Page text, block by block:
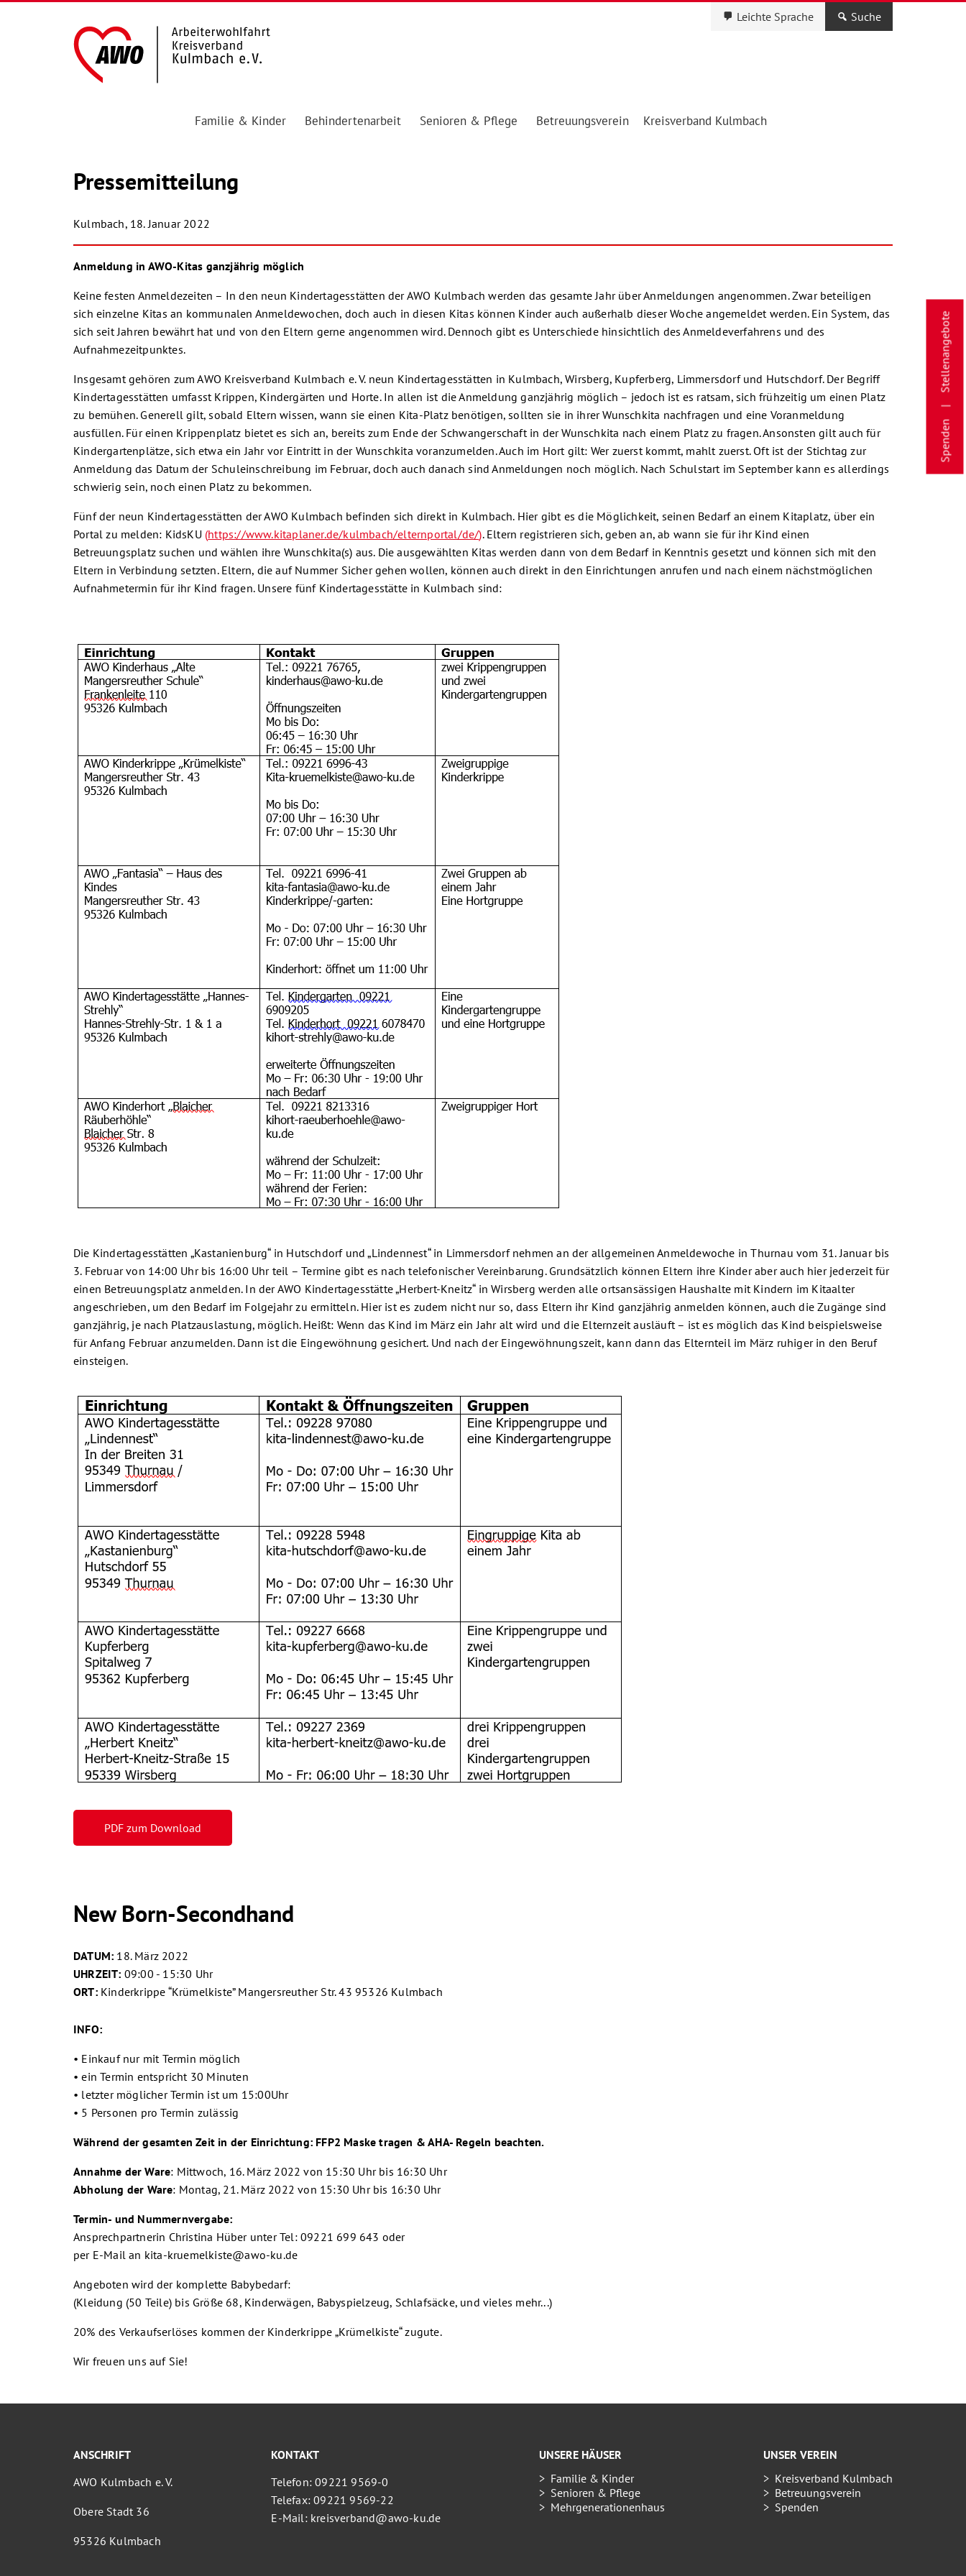
Leichte Sprache Suche
Familie & Kinder Behindertenarbeit Senioren & Pflege Betreuungsverein Kreisverband Kulmbach
Pressemitteilung
Kulmbach, 18. Januar 2022
Anmeldung in AWO-Kitas ganzjährig möglich
Keine festen Anmeldezeiten – In den neun Kindertagesstätten der AWO Kulmbach werden das gesamte Jahr über Anmeldungen angenommen. Zwar beteiligen
sich einzelne Kitas an kommunalen Anmeldewochen, doch auch in diesen Kitas können Kinder auch außerhalb dieser Woche angemeldet werden. Ein System, das
sich seit Jahren bewährt hat und von den Eltern gerne angenommen wird. Dennoch gibt es Unterschiede hinsichtlich des Anmeldeverfahrens und des
Aufnahmezeitpunktes.
Insgesamt gehören zum AWO Kreisverband Kulmbach e. V. neun Kindertagesstätten in Kulmbach, Wirsberg, Kupferberg, Limmersdorf und Hutschdorf. Der Begriff
Kindertagesstätten umfasst Krippen, Kindergärten und Horte. In allen ist die Anmeldung ganzjährig möglich – jedoch ist es ratsam, sich frühzeitig um einen Platz
zu bemühen. Generell gilt, sobald Eltern wissen, wann sie einen Kita-Platz benötigen, sollten sie in ihrer Wunschkita nachfragen und eine Voranmeldung
ausfüllen. Für einen Krippenplatz bietet es sich an, bereits zum Ende der Schwangerschaft in der Wunschkita nach einem Platz zu fragen. Ansonsten gilt auch für
Kindergartenplätze, sich etwa ein Jahr vor Eintritt in der Wunschkita voranzumelden. Auch im Hort gilt: Wer zuerst kommt, mahlt zuerst. Oft ist der Stichtag zur
Anmeldung das Datum der Schuleinschreibung im Februar, doch auch danach sind Anmeldungen noch möglich. Nach Schulstart im September kann es allerdings
schwierig sein, noch einen Platz zu bekommen.
Fünf der neun Kindertagesstätten der AWO Kulmbach befinden sich direkt in Kulmbach. Hier gibt es die Möglichkeit, seinen Bedarf an einem Kitaplatz, über ein
Portal zu melden: KidsKU (https://www.kitaplaner.de/kulmbach/elternportal/de/). Eltern registrieren sich, geben an, ab wann sie für ihr Kind einen
Betreuungsplatz suchen und wählen ihre Wunschkita(s) aus. Die ausgewählten Kitas werden dann von dem Bedarf in Kenntnis gesetzt und können sich mit den
Eltern in Verbindung setzten. Eltern, die auf Nummer Sicher gehen wollen, können auch direkt in den Einrichtungen anrufen und nach einem nächstmöglichen
Aufnahmetermin für ihr Kind fragen. Unsere fünf Kindertagesstätte in Kulmbach sind:
Die Kindertagesstätten „Kastanienburg“ in Hutschdorf und „Lindennest“ in Limmersdorf nehmen an der allgemeinen Anmeldewoche in Thurnau vom 31. Januar bis
3. Februar von 14:00 Uhr bis 16:00 Uhr teil – Termine gibt es nach telefonischer Vereinbarung. Grundsätzlich können Eltern ihre Kinder aber auch hier jederzeit für
einen Betreuungsplatz anmelden. In der AWO Kindertagesstätte „Herbert-Kneitz“ in Wirsberg werden alle ortsansässigen Haushalte mit Kindern im Kitaalter
angeschrieben, um den Bedarf im Folgejahr zu ermitteln. Hier ist es zudem nicht nur so, dass Eltern ihr Kind ganzjährig anmelden können, auch die Zugänge sind
ganzjährig, je nach Platzauslastung, möglich. Heißt: Wenn das Kind im März ein Jahr alt wird und die Elternzeit ausläuft – ist es möglich das Kind beispielsweise
für Anfang Februar anzumelden. Dann ist die Eingewöhnung gesichert. Und nach der Eingewöhnungszeit, kann dann das Elternteil im März ruhiger in den Beruf
einsteigen.
PDF zum Download
New Born-Secondhand
DATUM: 18. März 2022
UHRZEIT: 09:00 - 15:30 Uhr
ORT:Kinderkrippe “Krümelkiste” Mangersreuther Str. 43 95326 Kulmbach
INFO:
• Einkauf nur mit Termin möglich
• ein Termin entspricht 30 Minuten
• letzter möglicher Termin ist um 15:00Uhr
• 5 Personen pro Termin zulässig
Während der gesamten Zeit in der Einrichtung: FFP2 Maske tragen & AHA- Regeln beachten.
Annahme der Ware: Mittwoch, 16. März 2022 von 15:30 Uhr bis 16:30 Uhr
Abholung der Ware: Montag, 21. März 2022 von 15:30 Uhr bis 16:30 Uhr
Termin- und Nummernvergabe:
Ansprechpartnerin Christina Hüber unter Tel: 09221 699 643 oder
per E-Mail an kita-kruemelkiste@awo-ku.de
Angeboten wird der komplette Babybedarf:
(Kleidung (50 Teile) bis Größe 68, Kinderwägen, Babyspielzeug, Schlafsäcke, und vieles mehr...)
20% des Verkaufserlöses kommen der Kinderkrippe „Krümelkiste“ zugute.
Wir freuen uns auf Sie!
ANSCHRIFT
AWO Kulmbach e. V.
Obere Stadt 36
95326 Kulmbach
KONTAKT
Telefon: 09221 9569-0
Telefax: 09221 9569-22
E-Mail: kreisverband@awo-ku.de
UNSERE HÄUSER
Familie & Kinder
Senioren & Pflege
Mehrgenerationenhaus
UNSER VEREIN
Kreisverband Kulmbach
Betreuungsverein
Spenden
Spenden
Stellenangebote